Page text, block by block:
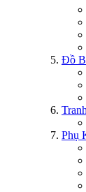
Đồ
Phụ